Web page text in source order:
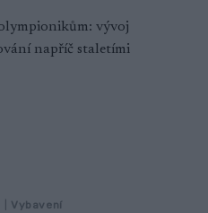
Vybavení